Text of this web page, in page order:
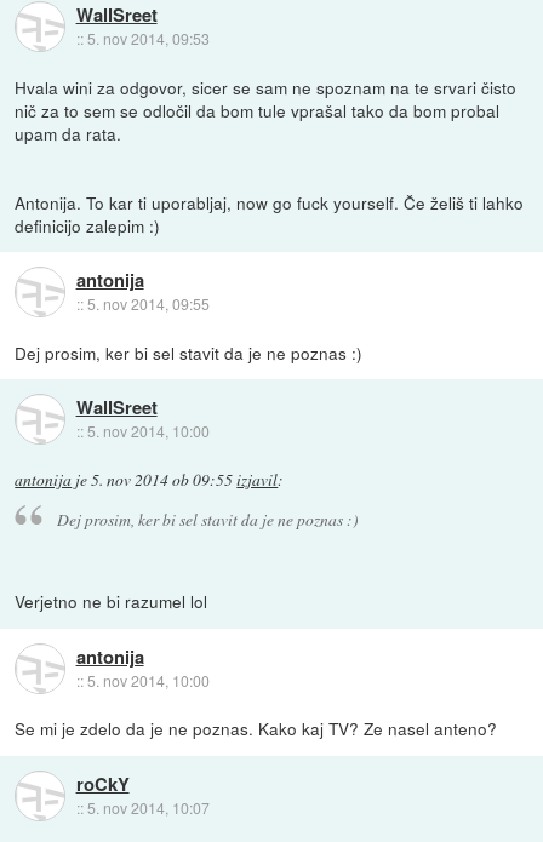
WallSreet
:: 5. nov 2014, 09:53
Hvala wini za odgovor, sicer se sam ne spoznam na te srvari čisto
nič za to sem se odločil da bom tule vprašal tako da bom probal
upam da rata.
Antonija. To kar ti uporabljaj, now go fuck yourself. Če želiš ti lahko
definicijo zalepim :)
antonija
::5. nov 2014, 09:55
Dej prosim, ker bi sel stavit da je ne poznas :)
WallSreet
:: 5. nov 2014, 10:00
antonija je5. nov 2014 ob 09:55izjavil:
Dej prosim, ker bi sel stavit da je ne poznas :)
Verjetno ne bi razumel lol
antonija
::5. nov 2014, 10:00
Se mi je zdelo da je ne poznas. Kako kaj TV? Ze nasel anteno?
roCkY
:: 5. nov 2014, 10:07